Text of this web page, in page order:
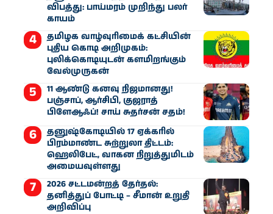
விபத்து: பாய்மரம் முறிந்து பலர்
காயம்
தமிழக வாழ்வுரிமைக் கட்சியின்
புதிய கொடி அறிமுகம்:
புலிக்கொடியுடன் களமிறங்கும்
வேல்முருகன்
11 ஆண்டு கனவு நிஜமானது!
பஞ்சாப், ஆர்சிபி, குஜராத்
பிளேஆஃப்! சாய் சுதர்சன் சதம்!
தனுஷ்கோடியில் 17 ஏக்கரில்
பிரம்மாண்ட சுற்றுலா திட்டம்:
ஹெலிபேட், வாகன நிறுத்துமிடம்
அமையவுள்ளது
2026 சட்டமன்றத் தேர்தல்:
தனித்துப் போட்டி – சீமான் உறுதி
அறிவிப்பு